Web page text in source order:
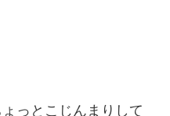
っとこじんまりして